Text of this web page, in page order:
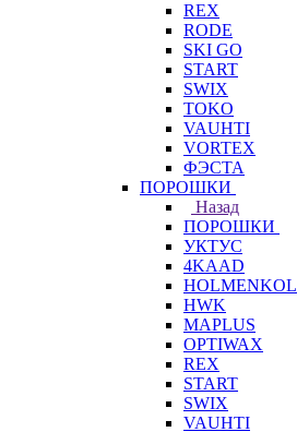
REX
RODE
SKI GO
START
SWIX
TOKO
VAUHTI
VORTEX
ФЭСТА
ПОРОШКИ
Назад
ПОРОШКИ
УКТУС
4KAAD
HOLMENKOL
HWK
MAPLUS
OPTIWAX
REX
START
SWIX
VAUHTI